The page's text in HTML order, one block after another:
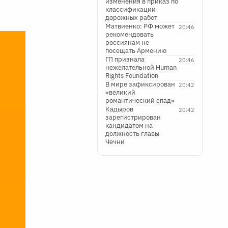
классификации
дорожных работ
20:46
Матвиенко: РФ может
рекомендовать
россиянам не
посещать Армению
20:46
ГП признала
нежелательной Human
Rights Foundation
20:42
В мире зафиксирован
«великий
романтический спад»
20:42
Кадыров
зарегистрирован
кандидатом на
должность главы
Чечни